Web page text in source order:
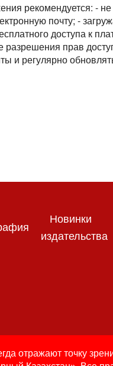
рекомендуется: -
почту; -
доступа к
прав
и регулярно
Новинки
издательства
отражают точку